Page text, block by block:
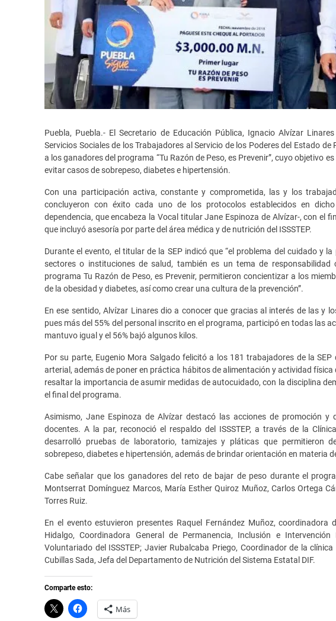
Puebla, Puebla.- El Secretario de Educación Pública, Ignacio Alvízar
Servicios Sociales de los Trabajadores al Servicio de los Poderes del Estado
a los ganadores del programa “Tu Razón de Peso, es Prevenir”, cuyo objetivo
evitar casos de sobrepeso, diabetes e hipertensión.
Con una participación activa, constante y comprometida, las y los
concluyeron con éxito cada uno de los protocolos establecidos en
dependencia, que encabeza la Vocal titular Jane Espinoza de Alvízar-, con el
que incluyó asesoría por parte del área médica y de nutrición del ISSSTEP.
Durante el evento, el titular de la SEP indicó que “el problema del cuidado y
sectores o instituciones de salud, también es un tema de
programa Tu Razón de Peso, es Prevenir, permitieron concientizar a los
de la obesidad y diabetes, así como crear una cultura de la prevención”.
En ese sentido, Alvízar Linares dio a conocer que gracias al interés de las y
pues más del 55% del personal inscrito en el programa, participó en todas las
mantuvo igual y el 56% bajó algunos kilos.
Por su parte, Eugenio Mora Salgado felicitó a los 181 trabajadores de la
arterial, además de poner en práctica hábitos de alimentación y actividad
resaltar la importancia de asumir medidas de autocuidado, con la disciplina
el final del programa.
Asimismo, Jane Espinoza de Alvízar destacó las acciones de promoción
docentes. A la par, reconoció el respaldo del ISSSTEP, a través de la
desarrolló pruebas de laboratorio, tamizajes y pláticas que permitieron
sobrepeso, diabetes e hipertensión, además de brindar orientación en materia
Cabe señalar que los ganadores del reto de bajar de peso durante el
Montserrat Domínguez Marcos, María Esther Quiroz Muñoz, Carlos Ortega
Torres Ruiz.
En el evento estuvieron presentes Raquel Fernández Muñoz,
Hidalgo, Coordinadora General de Permanencia, Inclusión e
Voluntariado del ISSSTEP; Javier Rubalcaba Priego, Coordinador de la
Cubillas Sada, Jefa del Departamento de Nutrición del Sistema Estatal DIF.
Comparte esto:
C
l
H
a Más